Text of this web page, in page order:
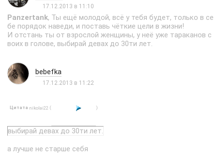
17.12.2013 в 11:10
Panzertank, Ты ещё молодой, всё у тебя будет, только в се
бе порядок наведи, и поставь чёткие цели в жизни!
И отстань ты от взрослой женщины, у неё уже тараканов с
воих в голове, выбирай девах до 30ти лет.
bebefka
17.12.2013 в 11:22
Цитата nikolai22 ( )
выбирай девах до 30ти лет.
а лучше не старше себя